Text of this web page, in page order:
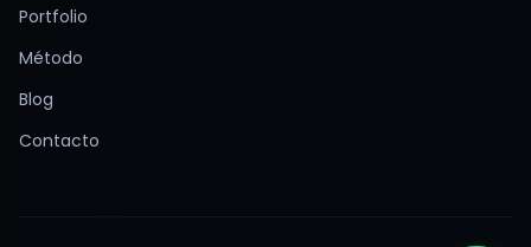
Portfolio
Método
Blog
Contacto